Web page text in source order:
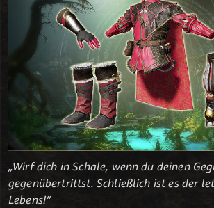
„Wirf dich in Schale, wenn du deinen
gegenübertrittst. Schließlich ist es der
Lebens!“